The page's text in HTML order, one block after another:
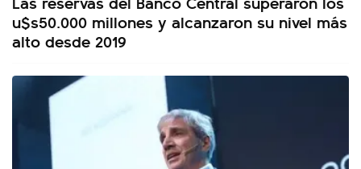
u$s50.000 millones y alcanzaron su nivel más
alto desde 2019